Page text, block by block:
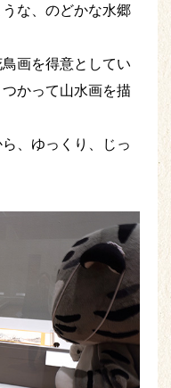
な、のどかな水郷
画を得意としてい
かって山水画を描
、ゆっくり、じっ